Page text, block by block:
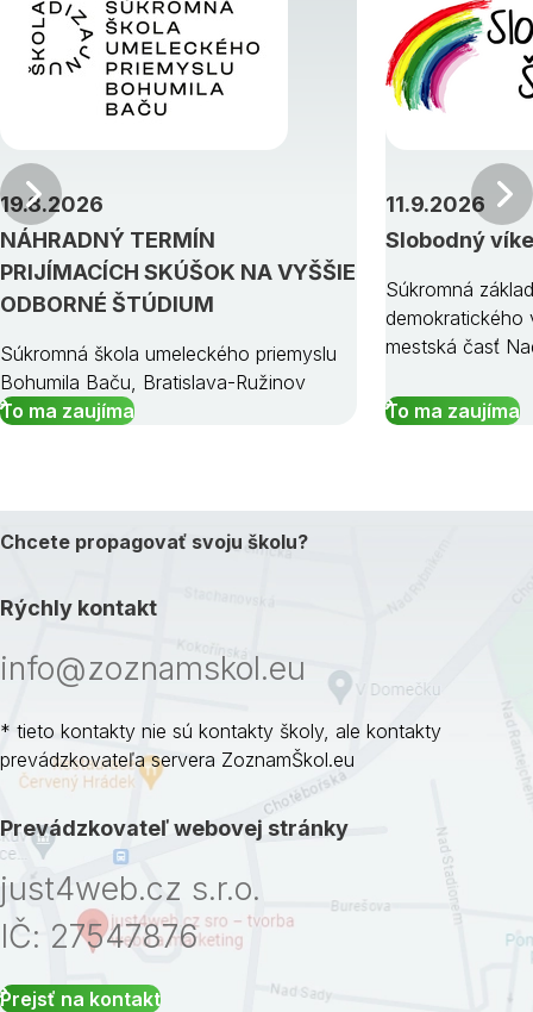
NÁHRADNÝ TERMÍN
PRIJÍMACÍCH SKÚŠOK NA VYŠŠIE
ODBORNÉ ŠTÚDIUM
19.8.2026
Súkromná škola umeleckého priemyslu
Bohumila Baču, Bratislava-Ružinov
To ma zaujíma
Slobodný
11.9.2026
Súkromná
demokratického
mestská časť
To ma zaujíma
Predchádzajúci
Chcete propagovať svoju školu?
Rýchly kontakt
info@zoznamskol.eu
* tieto kontakty nie sú kontakty školy, ale kontakty
prevádzkovateľa servera ZoznamŠkol.eu
Prevádzkovateľ webovej stránky
just4web.cz s.r.o.
IČ: 27547876
Prejsť na kontakt